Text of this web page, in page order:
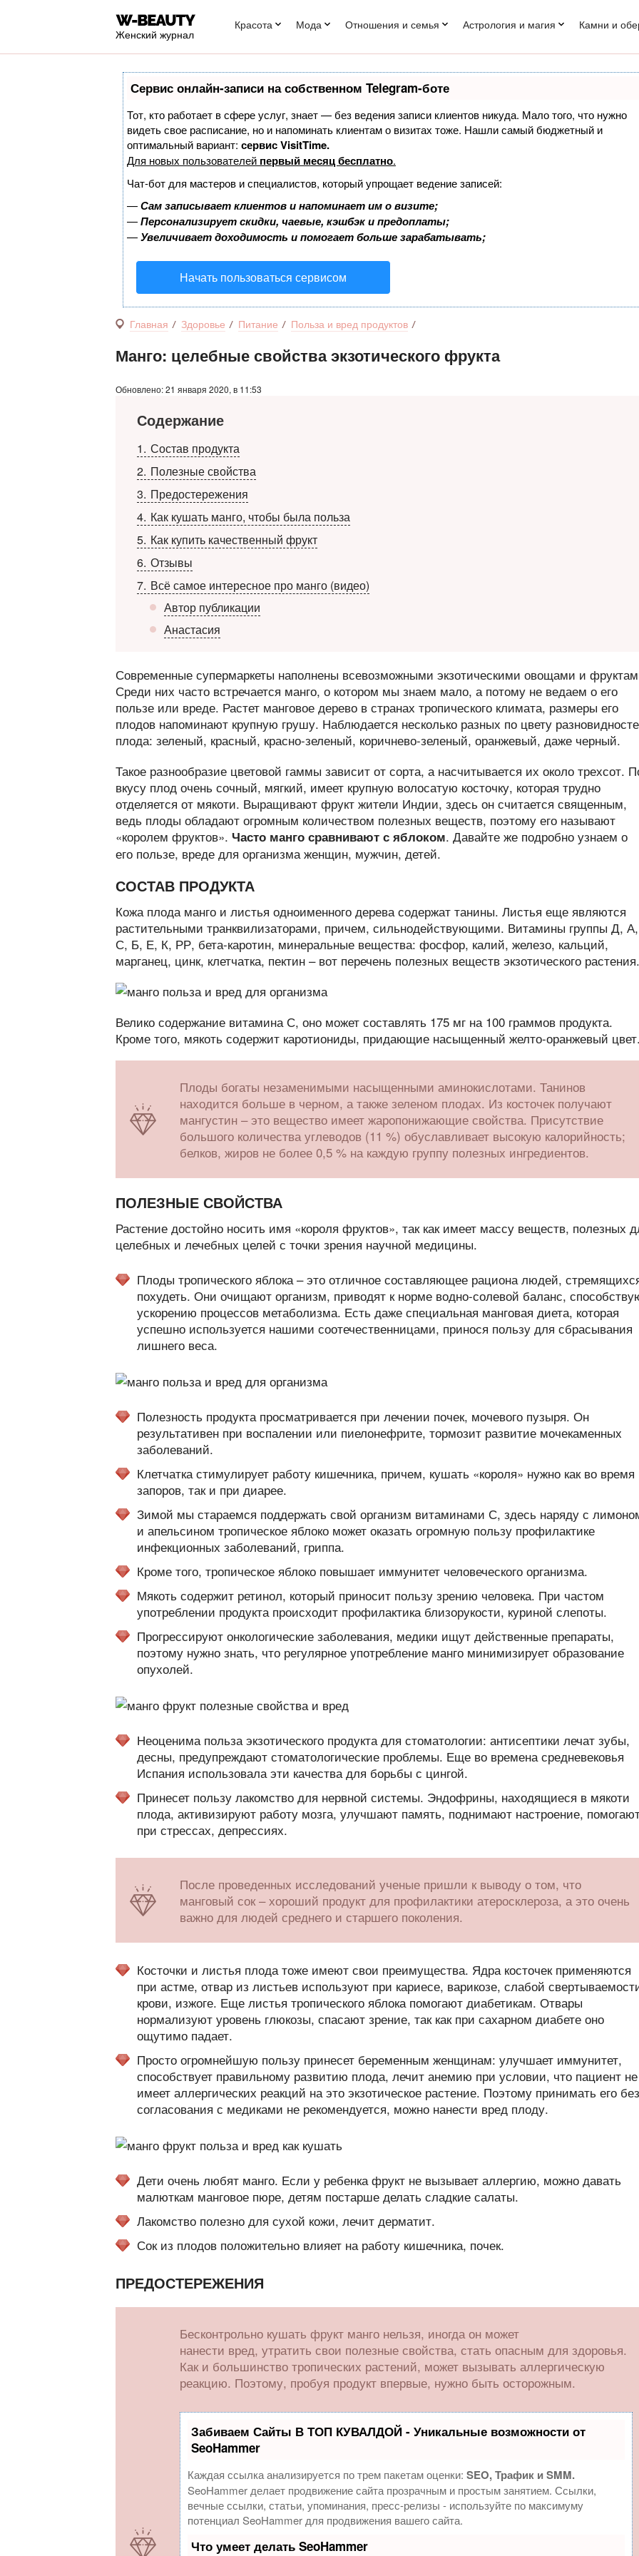
Женский журнал
Красота Мода Отношения и семья Астрология и магия Камни и
Сервис онлайн-записи на собственном Telegram-боте
Тот, кто работает в сфере услуг, знает — без ведения записи клиентов никуда. Мало того, что нужно
видеть свое расписание, но и напоминать клиентам о визитах тоже. Нашли самый бюджетный и
оптимальный вариант: сервис VisitTime.
Для новых пользователей первый месяц бесплатно.
Чат-бот для мастеров и специалистов, который упрощает ведение записей:
—Сам записывает клиентов и напоминает им о визите;
—Персонализирует скидки, чаевые, кэшбэк и предоплаты;
—Увеличивает доходимость и помогает больше зарабатывать;
Начать пользоваться сервисом
Главная Здоровье Питание Польза и вред продуктов
Манго: целебные свойства экзотического фрукта
Обновлено: 21 января 2020, в 11:53
Содержание
1 Состав продукта
2 Полезные свойства
3 Предостережения
4 Как кушать манго, чтобы была польза
5 Как купить качественный фрукт
6 Отзывы
7 Всё самое интересное про манго (видео)
Автор публикации
Анастасия
Современные супермаркеты наполнены всевозможными экзотическими овощами и
Среди них часто встречается манго, о котором мы знаем мало, а потому не ведаем о его
пользе или вреде. Растет манговое дерево в странах тропического климата, размеры его
плодов напоминают крупную грушу. Наблюдается несколько разных по цвету
плода: зеленый, красный, красно-зеленый, коричнево-зеленый, оранжевый, даже черный.
Такое разнообразие цветовой гаммы зависит от сорта, а насчитывается их около трехсот.
вкусу плод очень сочный, мягкий, имеет крупную волосатую косточку, которая трудно
отделяется от мякоти. Выращивают фрукт жители Индии, здесь он считается священным,
ведь плоды обладают огромным количеством полезных веществ, поэтому его называют
«королем фруктов». Часто манго сравнивают с яблоком. Давайте же подробно узнаем о
его пользе, вреде для организма женщин, мужчин, детей.
СОСТАВ ПРОДУКТА
Кожа плода манго и листья одноименного дерева содержат танины. Листья еще являются
растительными транквилизаторами, причем, сильнодействующими. Витамины группы Д, А,
С, Б, Е, К, РР, бета-каротин, минеральные вещества: фосфор, калий, железо, кальций,
марганец, цинк, клетчатка, пектин – вот перечень полезных веществ экзотического растения.
Велико содержание витамина С, оно может составлять 175 мг на 100 граммов продукта.
Кроме того, мякоть содержит каротиониды, придающие насыщенный желто-оранжевый цвет.
Плоды богаты незаменимыми насыщенными аминокислотами. Танинов
находится больше в черном, а также зеленом плодах. Из косточек получают
мангустин – это вещество имеет жаропонижающие свойства. Присутствие
большого количества углеводов (11 %) обуславливает высокую калорийность;
белков, жиров не более 0,5 % на каждую группу полезных ингредиентов.
ПОЛЕЗНЫЕ СВОЙСТВА
Растение достойно носить имя «короля фруктов», так как имеет массу веществ, полезных
целебных и лечебных целей с точки зрения научной медицины.
Плоды тропического яблока – это отличное составляющее рациона людей,
похудеть. Они очищают организм, приводят к норме водно-солевой баланс,
ускорению процессов метаболизма. Есть даже специальная манговая диета, которая
успешно используется нашими соотечественницами, принося пользу для сбрасывания
лишнего веса.
Полезность продукта просматривается при лечении почек, мочевого пузыря. Он
результативен при воспалении или пиелонефрите, тормозит развитие мочекаменных
заболеваний.
Клетчатка стимулирует работу кишечника, причем, кушать «короля» нужно как во время
запоров, так и при диарее.
Зимой мы стараемся поддержать свой организм витаминами С, здесь наряду с
и апельсином тропическое яблоко может оказать огромную пользу профилактике
инфекционных заболеваний, гриппа.
Кроме того, тропическое яблоко повышает иммунитет человеческого организма.
Мякоть содержит ретинол, который приносит пользу зрению человека. При частом
употреблении продукта происходит профилактика близорукости, куриной слепоты.
Прогрессируют онкологические заболевания, медики ищут действенные препараты,
поэтому нужно знать, что регулярное употребление манго минимизирует образование
опухолей.
Неоценима польза экзотического продукта для стоматологии: антисептики лечат зубы,
десны, предупреждают стоматологические проблемы. Еще во времена средневековья
Испания использовала эти качества для борьбы с цингой.
Принесет пользу лакомство для нервной системы. Эндофрины, находящиеся в мякоти
плода, активизируют работу мозга, улучшают память, поднимают настроение,
при стрессах, депрессиях.
После проведенных исследований ученые пришли к выводу о том, что
манговый сок – хороший продукт для профилактики атеросклероза, а это очень
важно для людей среднего и старшего поколения.
Косточки и листья плода тоже имеют свои преимущества. Ядра косточек применяются
при астме, отвар из листьев используют при кариесе, варикозе, слабой
крови, изжоге. Еще листья тропического яблока помогают диабетикам. Отвары
нормализуют уровень глюкозы, спасают зрение, так как при сахарном диабете оно
ощутимо падает.
Просто огромнейшую пользу принесет беременным женщинам: улучшает иммунитет,
способствует правильному развитию плода, лечит анемию при условии, что пациент не
имеет аллергических реакций на это экзотическое растение. Поэтому принимать его без
согласования с медиками не рекомендуется, можно нанести вред плоду.
Дети очень любят манго. Если у ребенка фрукт не вызывает аллергию, можно давать
малюткам манговое пюре, детям постарше делать сладкие салаты.
Лакомство полезно для сухой кожи, лечит дерматит.
Сок из плодов положительно влияет на работу кишечника, почек.
ПРЕДОСТЕРЕЖЕНИЯ
Бесконтрольно кушать фрукт манго нельзя, иногда он может
нанести вред, утратить свои полезные свойства, стать опасным для здоровья.
Как и большинство тропических растений, может вызывать аллергическую
реакцию. Поэтому, пробуя продукт впервые, нужно быть осторожным.
Забиваем Сайты В ТОП КУВАЛДОЙ - Уникальные возможности от
SeoHammer
Каждая ссылка анализируется по трем пакетам оценки: SEO, Трафик и SMM.
SeoHammer делает продвижение сайта прозрачным и простым занятием. Ссылки,
вечные ссылки, статьи, упоминания, пресс-релизы - используйте по максимуму
потенциал SeoHammer для продвижения вашего сайта.
Что умеет делать SeoHammer